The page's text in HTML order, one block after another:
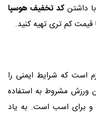
داشتنکد تخفیف هوسپا
قیمت کم تری تهیه کنید.
است که شرایط ایمنی را
ورزش مشروط به استفاده
و برای اسب است. به یاد